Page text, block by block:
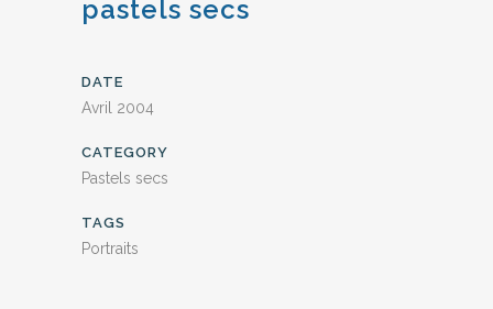
pastels secs
DATE
Avril 2004
CATEGORY
Pastels secs
TAGS
Portraits